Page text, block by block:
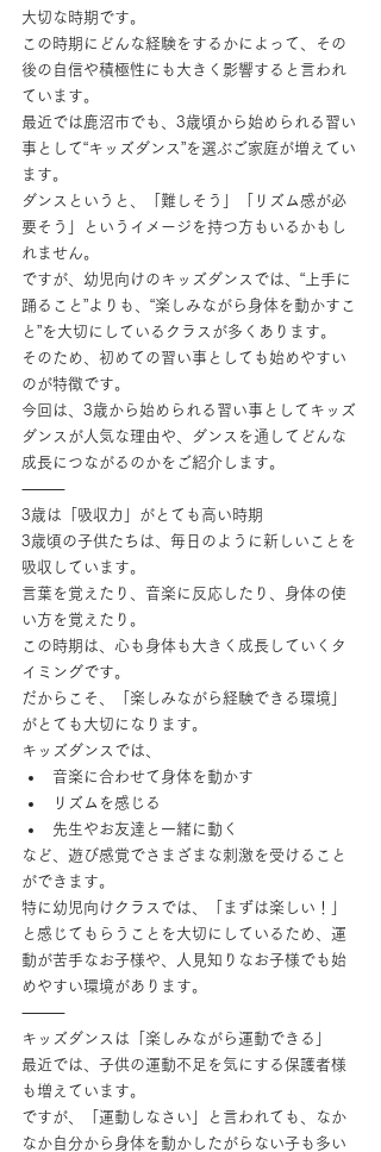
大切な時期です。
この時期にどんな経験をするかによって、その
後の自信や積極性にも大きく影響すると言われ
ています。
最近では鹿沼市でも、3歳頃から始められる習い
事として“キッズダンス”を選ぶご家庭が増えてい
ます。
ダンスというと、「難しそう」「リズム感が必
要そう」というイメージを持つ方もいるかもし
れません。
ですが、幼児向けのキッズダンスでは、“上手に
踊ること”よりも、“楽しみながら身体を動かすこ
と”を大切にしているクラスが多くあります。
そのため、初めての習い事としても始めやすい
のが特徴です。
今回は、3歳から始められる習い事としてキッズ
ダンスが人気な理由や、ダンスを通してどんな
成長につながるのかをご紹介します。
⸻
3歳は「吸収力」がとても高い時期
3歳頃の子供たちは、毎日のように新しいことを
吸収しています。
言葉を覚えたり、音楽に反応したり、身体の使
い方を覚えたり。
この時期は、心も身体も大きく成長していくタ
イミングです。
だからこそ、「楽しみながら経験できる環境」
がとても大切になります。
キッズダンスでは、
音楽に合わせて身体を動かす
リズムを感じる
先生やお友達と一緒に動く
など、遊び感覚でさまざまな刺激を受けること
ができます。
特に幼児向けクラスでは、「まずは楽しい！」
と感じてもらうことを大切にしているため、運
動が苦手なお子様や、人見知りなお子様でも始
めやすい環境があります。
⸻
キッズダンスは「楽しみながら運動できる」
最近では、子供の運動不足を気にする保護者様
も増えています。
ですが、「運動しなさい」と言われても、なか
なか自分から身体を動かしたがらない子も多い